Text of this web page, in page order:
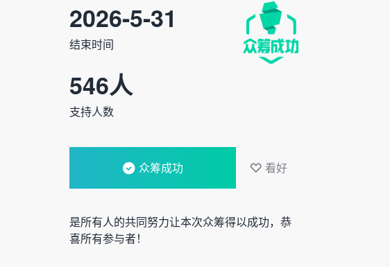
2026-5-31
结束时间
546人
支持人数
众筹成功 看好
是所有人的共同努力让本次众筹得以成功，恭
喜所有参与者！